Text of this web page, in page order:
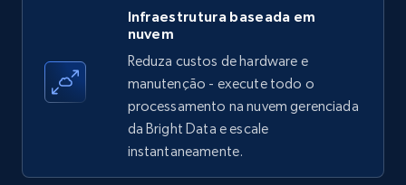
ID, Name, Country code, Locations, Followers,
more.
3.5K+ Comece grátis
Infraestrutura baseada em
nuvem
Reduza custos de hardware e
manutenção - execute todo o
processamento na nuvem gerenciada
da Bright Data e escale
instantaneamente.